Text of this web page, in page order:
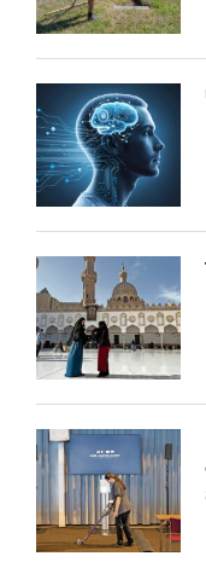
Inoltre, nei giorni
Usascona le
scattate durante le
Maggiori
www.usascona.ch